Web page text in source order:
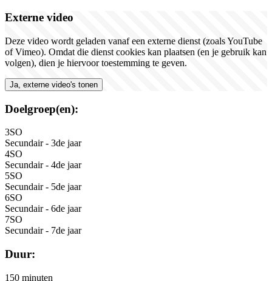
Externe video
Deze video wordt geladen vanaf een externe dienst (zoals YouTube
of Vimeo). Omdat die dienst cookies kan plaatsen (en je gebruik kan
volgen), dien je hiervoor toestemming te geven.
Ja, externe video's tonen
Doelgroep(en):
3SO
Secundair - 3de jaar
4SO
Secundair - 4de jaar
5SO
Secundair - 5de jaar
6SO
Secundair - 6de jaar
7SO
Secundair - 7de jaar
Duur:
150 minuten